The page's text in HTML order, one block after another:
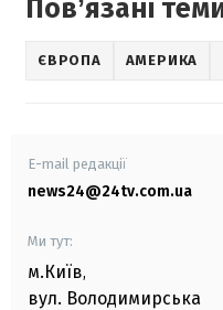
Повʼязані
ЄВРОПА АМЕРИКА
E-mail редакції
news24@24tv.com.ua
Ми тут:
м.Київ,
вул. Володимирська